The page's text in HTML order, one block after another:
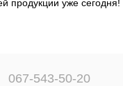
продукции уже сегодня!
067-543-50-20